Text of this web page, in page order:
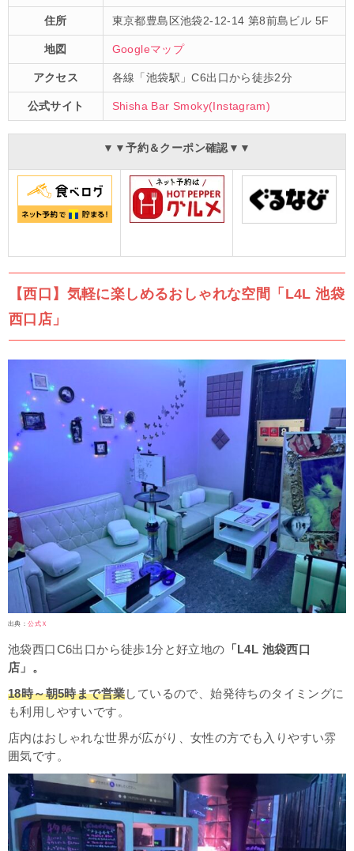
住所 東京都豊島区池袋2-12-14 第8前島ビル 5F
地図 Googleマップ
アクセス 各線「池袋駅」C6出口から徒歩2分
公式サイト Shisha Bar Smoky(Instagram)
▼▼予約＆クーポン確認▼▼
【西口】気軽に楽しめるおしゃれな空間「L4L 池袋
西口店」
出典：公式Ｘ
池袋西口C6出口から徒歩1分と好立地の 「L4L 池袋西口
店」。
18時～朝5時まで営業しているので、始発待ちのタイミングに
も利用しやすいです。
店内はおしゃれな世界が広がり、女性の方でも入りやすい雰
囲気です。